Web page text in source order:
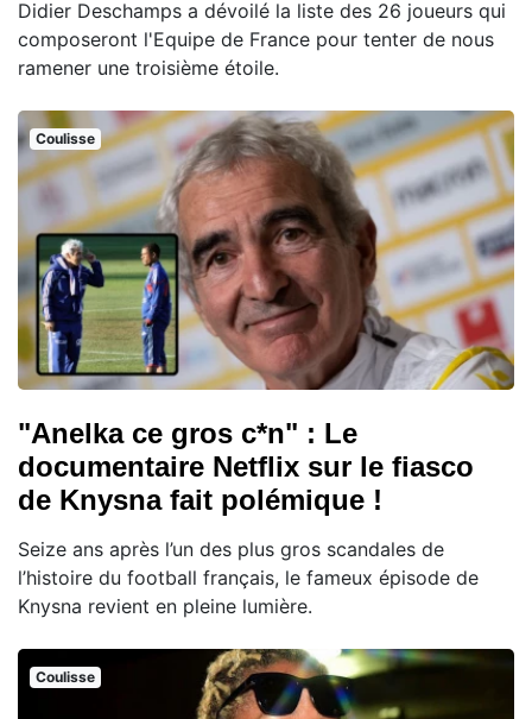
Didier Deschamps a dévoilé la liste des 26 joueurs qui
composeront l'Equipe de France pour tenter de nous
ramener une troisième étoile.
Coulisse
"Anelka ce gros c*n" : Le
documentaire Netflix sur le fiasco
de Knysna fait polémique !
Seize ans après l’un des plus gros scandales de
l’histoire du football français, le fameux épisode de
Knysna revient en pleine lumière.
Coulisse